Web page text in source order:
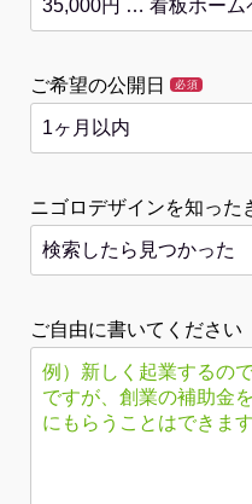
ご希望の公開日 必須
ニゴロデザインを知った
ご自由に書いてください